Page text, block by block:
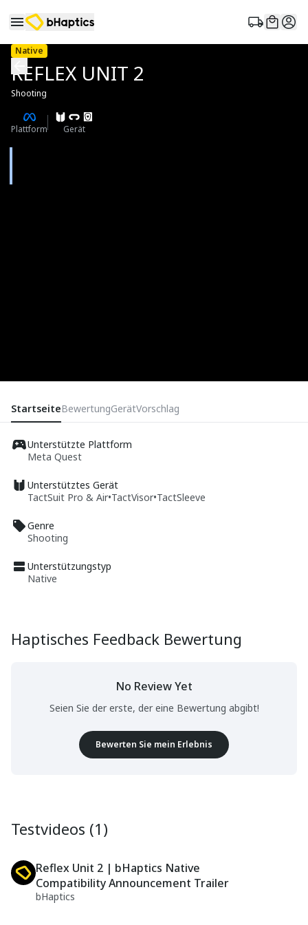
Native
REFLEX UNIT 2
Shooting
Plattform Gerät
StartseiteBewertungGerätVorschlag
Unterstützte Plattform
Meta Quest
Unterstütztes Gerät
TactSuit Pro & Air•TactVisor•TactSleeve
Genre
Shooting
Unterstützungstyp
Native
Haptisches Feedback Bewertung
No Review Yet
Seien Sie der erste, der eine Bewertung abgibt!
Bewerten Sie mein Erlebnis
Testvideos (1)
Reflex Unit 2 | bHaptics Native
Compatibility Announcement Trailer
bHaptics